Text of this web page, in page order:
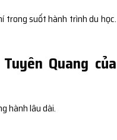
trong suốt hành trình du học.
Quang của
hành lâu dài.